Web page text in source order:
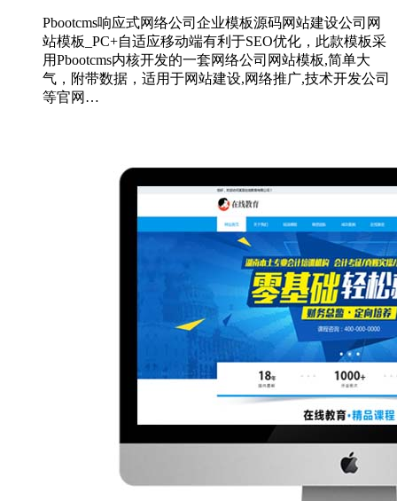
Pbootcms响应式网络公司企业模板源码网站建设公司网
站模板_PC+自适应移动端有利于SEO优化，此款模板采
用Pbootcms内核开发的一套网络公司网站模板,简单大
气，附带数据，适用于网站建设,网络推广,技术开发公司
等官网…